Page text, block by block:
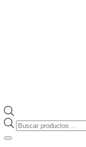
Búsqueda
de